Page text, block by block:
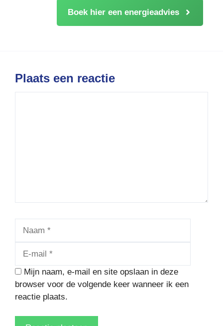
Boek hier een energieadvies
Plaats een reactie
Mijn naam, e-mail en site opslaan in deze
browser voor de volgende keer wanneer ik een
reactie plaats.